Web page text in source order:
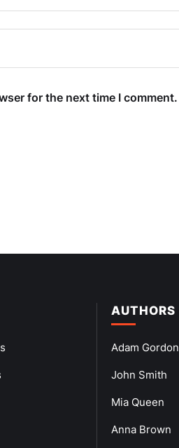
for the next time I comment.
AUTHORS
Adam Gordon
John Smith
Mia Queen
Anna Brown